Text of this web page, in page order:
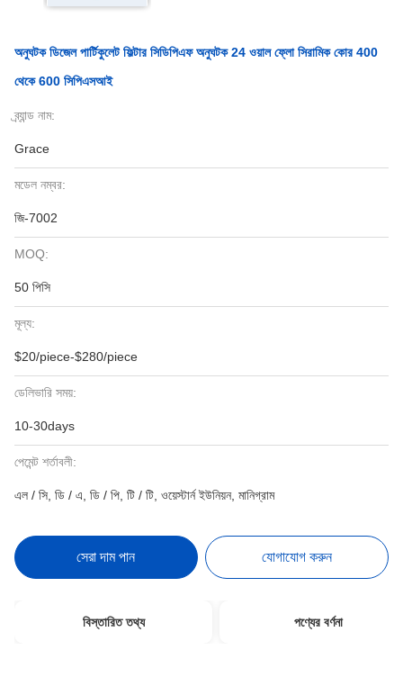
অনুঘটক ডিজেল পার্টিকুলেট ফিল্টার সিডিপিএফ অনুঘটক 24 ওয়াল ফ্লো সিরামিক কোর 400
থেকে 600 সিপিএসআই
ব্র্যান্ড নাম:
Grace
মডেল নম্বর:
জি-7002
MOQ:
50 পিসি
মূল্য:
$20/piece-$280/piece
ডেলিভারি সময়:
10-30days
পেমেন্ট শর্তাবলী:
এল / সি, ডি / এ, ডি / পি, টি / টি, ওয়েস্টার্ন ইউনিয়ন, মানিগ্রাম
সেরা দাম পান যোগাযোগ করুন
বিস্তারিত তথ্য পণ্যের বর্ণনা